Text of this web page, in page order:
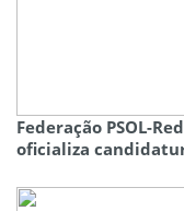
Federação PSOL-
oficializa